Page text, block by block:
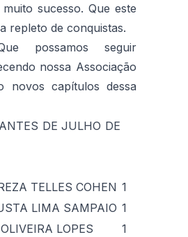
sucesso. Que este
repleto de conquistas.
possamos seguir
nossa Associação
novos capítulos dessa
DE JULHO DE
TELLES COHEN 1
LIMA SAMPAIO 1
LOPES
1